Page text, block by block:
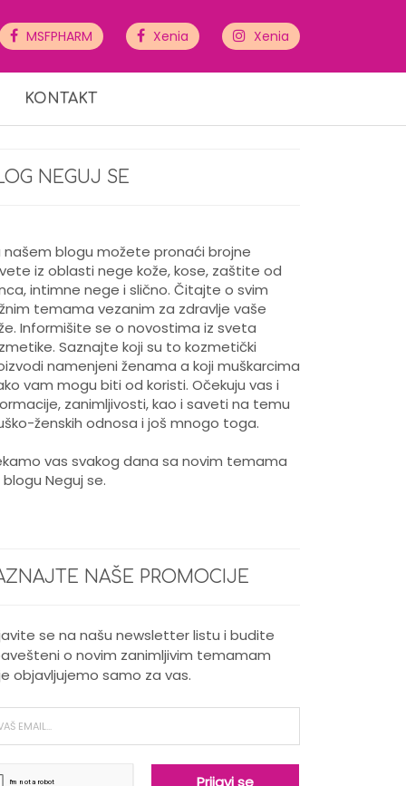
MSFPHARM Xenia Xenia
KONTAKT
NEGUJ SE
našem blogu možete pronaći brojne
iz oblasti nege kože, kose, zaštite od
intimne nege i slično. Čitajte o svim
temama vezanim za zdravlje vaše
Informišite se o novostima iz sveta
Saznajte koji su to kozmetički
namenjeni ženama a koji muškarcima
vam mogu biti od koristi. Očekuju vas i
zanimljivosti, kao i saveti na temu
ženskih odnosa i još mnogo toga.
vas svakog dana sa novim temama
Neguj se.
NAŠE PROMOCIJE
se na našu newsletter listu i budite
o novim zanimljivim temamam
objavljujemo samo za vas.